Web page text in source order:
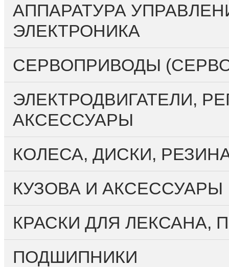
АППАРАТУРА
ЭЛЕКТРОНИКА
СЕРВОПРИВОДЫ
ЭЛЕКТРОДВИГАТЕЛИ,
АКСЕССУАРЫ
КОЛЕСА, ДИСКИ,
КУЗОВА И АКСЕССУАРЫ
КРАСКИ ДЛЯ ЛЕКСАНА,
ПОДШИПНИКИ